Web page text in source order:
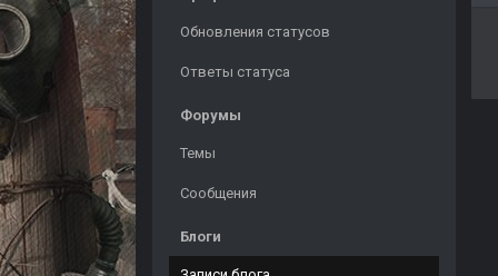
Обновления статусов
Ответы статуса
Форумы
Темы
Сообщения
Блоги